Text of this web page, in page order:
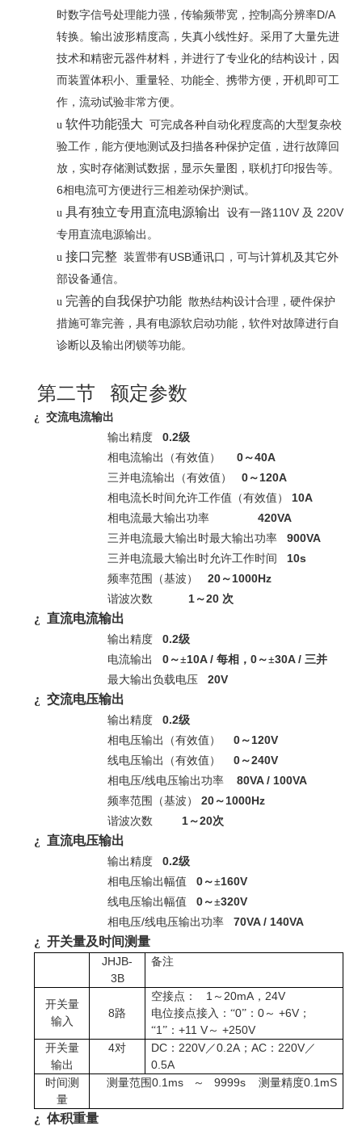
时数字信号处理能力强，传输频带宽，控制高分辨率D/A
转换。输出波形精度高，失真小线性好。采用了大量先进
技术和精密元器件材料，并进行了专业化的结构设计，因
而装置体积小、重量轻、功能全、携带方便，开机即可工
作，流动试验非常方便。
u 软件功能强大
可完成各种自动化程度高的大型复杂校
验工作，能方便地测试及扫描各种保护定值，进行故障回
放，实时存储测试数据，显示矢量图，联机打印报告等。
6相电流可方便进行三相差动保护测试。
u 具有独立专用直流电源输出 设有一路110V 及 220V
专用直流电源输出。
u 接口完整 装置带有USB通讯口，可与计算机及其它外
部设备通信。
u 完善的自我保护功能 散热结构设计合理，硬件保护
措施可靠完善，具有电源软启动功能，软件对故障进行自
诊断以及输出闭锁等功能。
第二节 额定参数
¿
交流电流输出
输出精度
0.2级
相电流输出（有效值）
0 ～40A
三并电流输出（有效值） 0 ～120A
相电流长时间允许工作值（有效值） 10A
相电流最大输出功率 420VA
三并电流最大输出时最大输出功率 900VA
三并电流最大输出时允许工作时间 10s
频率范围（基波） 20 ～1000Hz
谐波次数 1 ～20次
¿ 直流电流输出
输出精度 0.2级
电流输出
0 ～±10A /每相，0 ～±30A / 三并
最大输出负载电压
20V
¿ 交流电压输出
输出精度 0.2级
相电压输出（有效值）
0 ～120V
线电压输出（有效值） 0 ～240V
相电压/线电压输出功率 80VA / 100VA
频率范围（基波） 20 ～1000Hz
谐波次数 1 ～20次
¿ 直流电压输出
输出精度 0.2级
相电压输出幅值
0 ～±160V
线电压输出幅值 0 ～±320V
相电压/线电压输出功率 70VA / 140VA
¿ 开关量及时间测量
JHJB-
3B
备注
开关量
输入
8路
空接点： 1 ～20mA，24V
电位接点接入：“0”：0 ～ +6V ；
“1”：+11 V ～ +250V
开关量
输出
4对 DC ：220V／0.2A；AC ：220V／
0.5A
时间测
量
测量范围0.1ms ～ 9999s测量精度0.1mS
¿ 体积重量